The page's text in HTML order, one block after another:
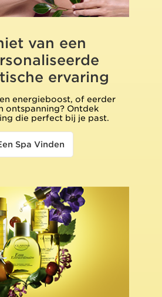
van een
ervaring
energieboost, of eerder
ontspanning? Ontdek
die perfect bij je past.
Spa Vinden